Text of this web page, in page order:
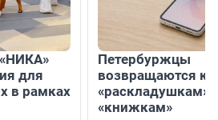
для
в рамках
Петербуржцы
возвращаются к
«раскладушкам»
«книжкам»